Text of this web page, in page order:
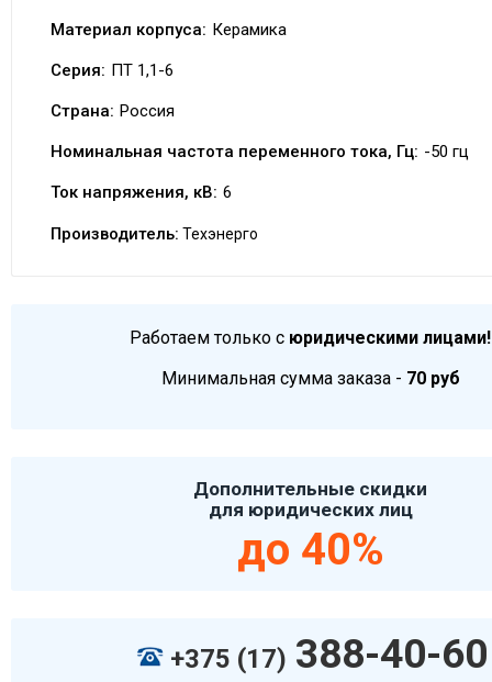
Материал корпуса: Керамика
Серия: ПТ 1,1-6
Страна: Россия
Номинальная частота переменного тока, Гц: -50 гц
Ток напряжения, кВ: 6
Производитель: Техэнерго
Работаем только с юридическими лицами!
Минимальная сумма заказа - 70 руб
Дополнительные скидки
для юридических лиц
до 40%
+375 (17) 388-40-60